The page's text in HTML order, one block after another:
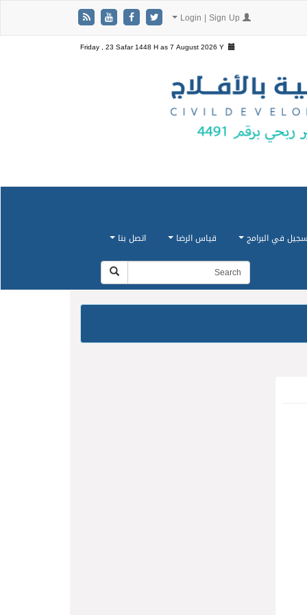
Friday , 23 Safar 1448 H as7 August 2026 Y
في البرامج قياس الرضا اتصل بنا